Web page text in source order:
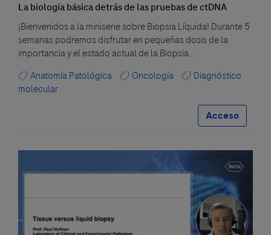
La biología básica detrás de las pruebas de ctDNA
¡Bienvenidos a la miniserie sobre Biopsia Líquida! Durante 5
semanas podremos disfrutar en pequeñas dosis de la
importancia y el estado actual de la Biopsia...
Anatomía Patológica
Oncología
Diagnóstico
molecular
Acceso